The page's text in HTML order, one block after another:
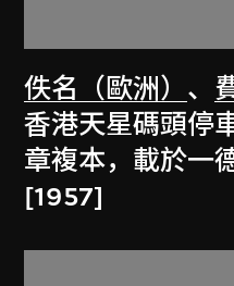
佚名（歐洲） 、
香港天星碼頭停
章複本，載於一
[1957]